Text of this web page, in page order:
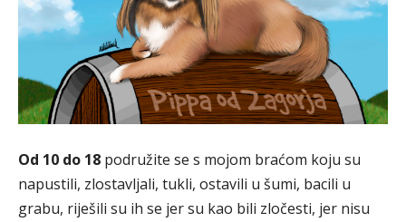
Od 10 do 18 podružite se s mojom braćom koju su
napustili, zlostavljali, tukli, ostavili u šumi, bacili u
grabu, riješili su ih se jer su kao bili zločesti, jer nisu